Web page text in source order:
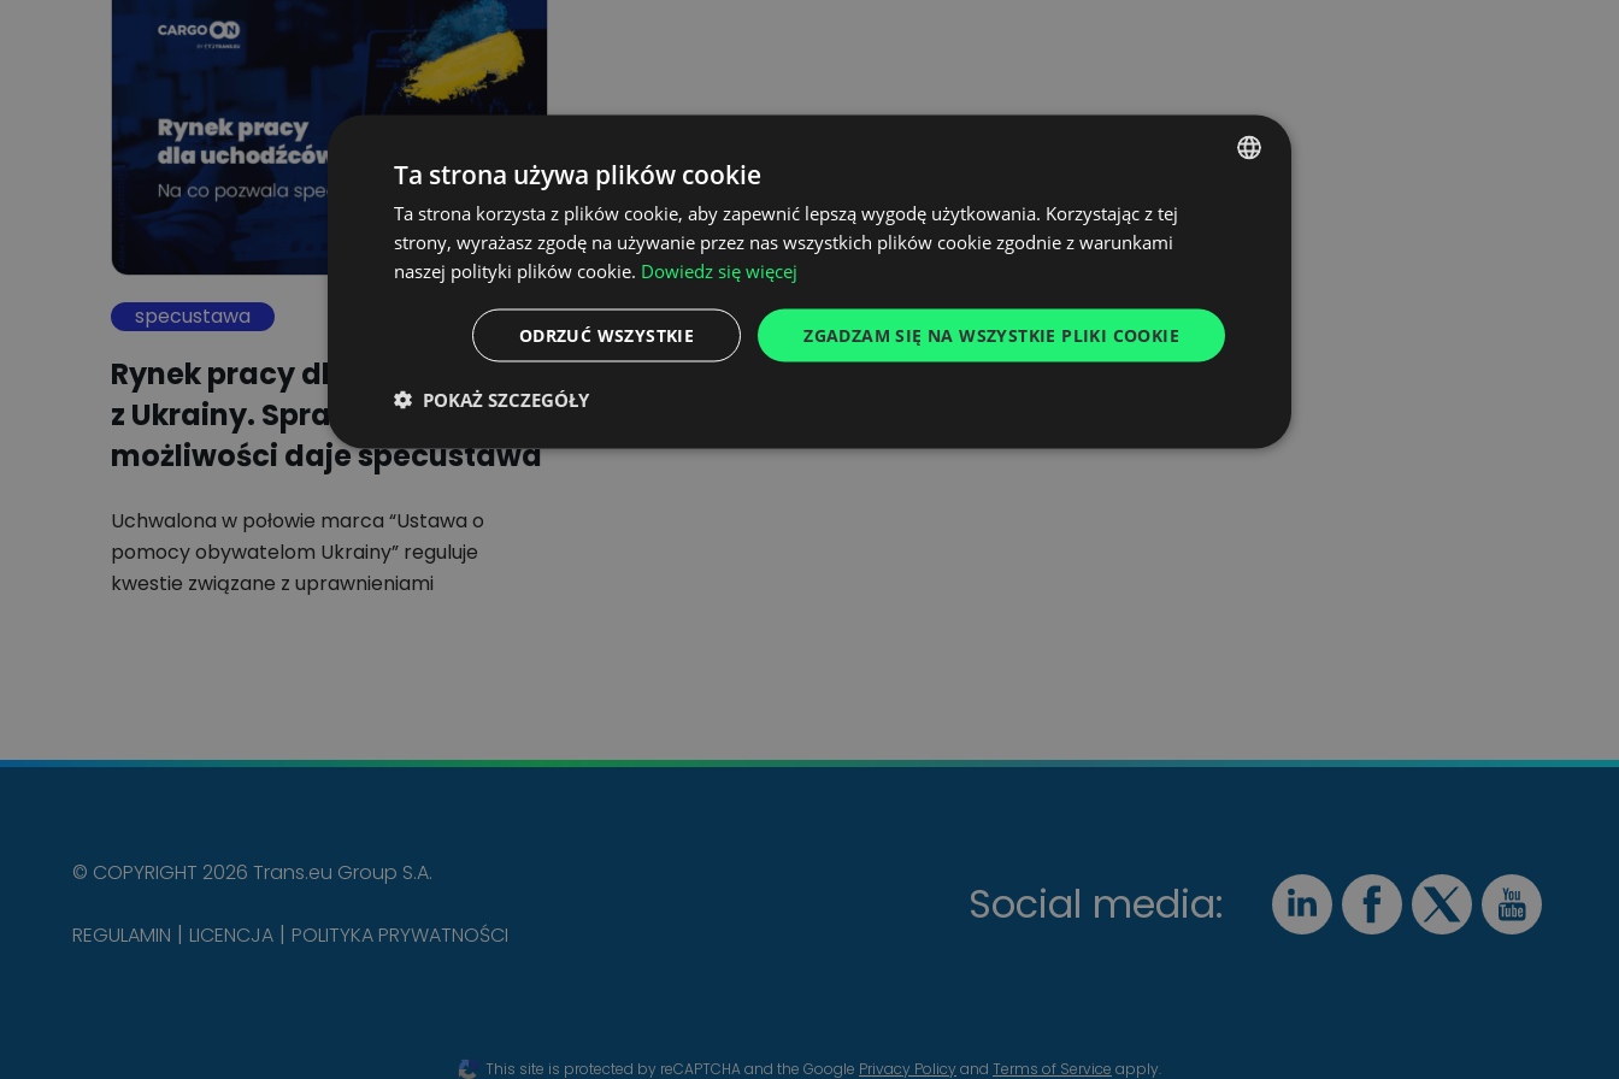
specustawa
Rynek pracy dla uchodźców
z Ukrainy. Sprawdzamy, jakie
możliwości daje specustawa
Uchwalona w połowie marca “Ustawa o
pomocy obywatelom Ukrainy” reguluje
kwestie związane z uprawnieniami
Social media:
© COPYRIGHT 2026 Trans.eu Group S.A.
REGULAMIN LICENCJA POLITYKA PRYWATNOŚCI
This site is protected by reCAPTCHA and the Google Privacy Policy and Terms of Service apply.
POLISH
UKRAINIAN
FRENCH
Ta strona używa plików cookie
Ta strona korzysta z plików cookie, aby zapewnić lepszą wygodę użytkowania. Korzystając z tej
strony, wyrażasz zgodę na używanie przez nas wszystkich plików cookie zgodnie z warunkami
naszej polityki plików cookie. Dowiedz się więcej
ZGADZAM SIĘ NA WSZYSTKIE PLIKI COOKIE
ODRZUĆ WSZYSTKIE
POKAŻ SZCZEGÓŁY